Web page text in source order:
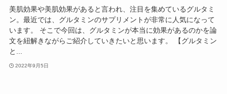
美肌効果や美肌効果があると言われ、注目を集めているグルタミ
ン。最近では、グルタミンのサプリメントが非常に人気になって
います。 そこで今回は、グルタミンが本当に効果があるのかを論
文を紐解きながらご紹介していきたいと思います。 【グルタミン
と...
2022年9月5日